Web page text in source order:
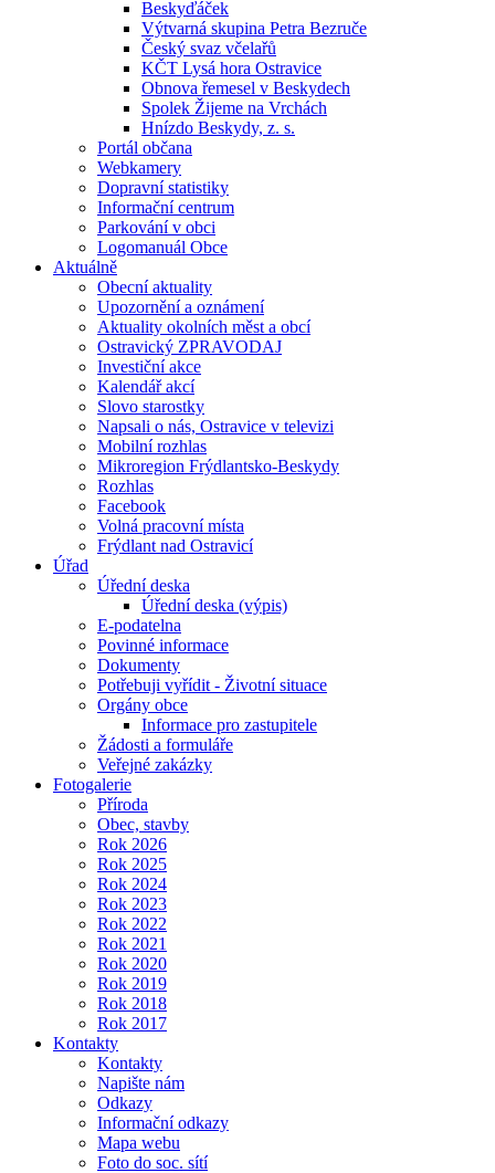
Beskyďáček
Výtvarná skupina Petra Bezruče
Český svaz včelařů
KČT Lysá hora Ostravice
Obnova řemesel v Beskydech
Spolek Žijeme na Vrchách
Hnízdo Beskydy, z. s.
Portál občana
Webkamery
Dopravní statistiky
Informační centrum
Parkování v obci
Logomanuál Obce
Aktuálně
Obecní aktuality
Upozornění a oznámení
Aktuality okolních měst a obcí
Ostravický ZPRAVODAJ
Investiční akce
Kalendář akcí
Slovo starostky
Napsali o nás, Ostravice v televizi
Mobilní rozhlas
Mikroregion Frýdlantsko-Beskydy
Rozhlas
Facebook
Volná pracovní místa
Frýdlant nad Ostravicí
Úřad
Úřední deska
Úřední deska (výpis)
E-podatelna
Povinné informace
Dokumenty
Potřebuji vyřídit - Životní situace
Orgány obce
Informace pro zastupitele
Žádosti a formuláře
Veřejné zakázky
Fotogalerie
Příroda
Obec, stavby
Rok 2026
Rok 2025
Rok 2024
Rok 2023
Rok 2022
Rok 2021
Rok 2020
Rok 2019
Rok 2018
Rok 2017
Kontakty
Kontakty
Napište nám
Odkazy
Informační odkazy
Mapa webu
Foto do soc. sítí